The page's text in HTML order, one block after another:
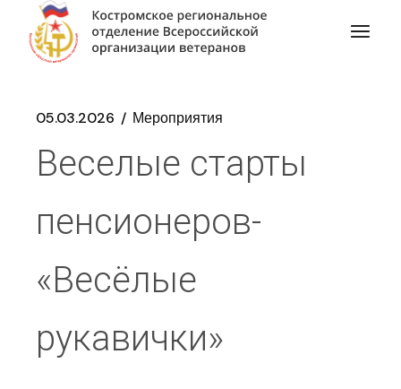
05.03.2026 Мероприятия
Веселые старты
пенсионеров-
«Весёлые
рукавички»